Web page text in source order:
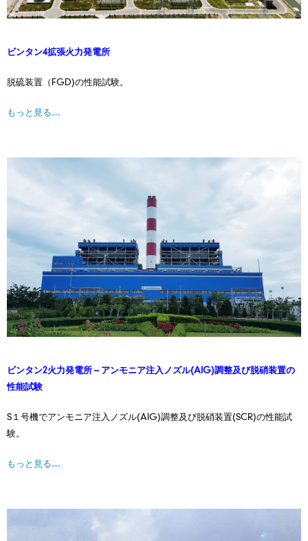
ビンタン4拡張火力発電所
脱硫装置（FGD)の性能試験。
もっと見る…
ビンタン2火力発電所 – アンモニア注⼊ノズル(AIG)調整及び脱硝装置の
性能試験
S１号機でアンモニア注⼊ノズル(AIG)調整及び脱硝装置(SCR)の性能試
験。
もっと見る…